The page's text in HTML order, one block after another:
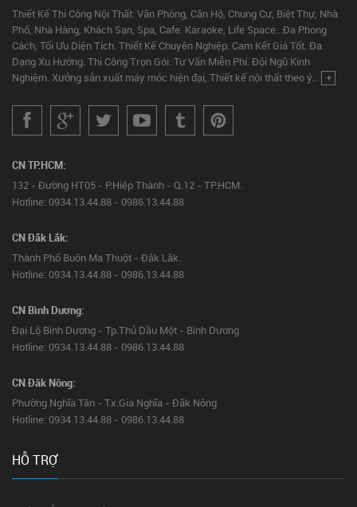
Thiết Kế Thi Công Nội Thất: Văn Phòng, Căn Hộ, Chung Cư, Biệt Thự, Nhà
Phố, Nhà Hàng, Khách Sạn, Spa, Cafe. Karaoke, Life Space...Đa Phong
Cách, Tối Ưu Diện Tích. Thiết Kế Chuyên Nghiệp. Cam Kết Giá Tốt. Đa
Dạng Xu Hướng. Thi Công Trọn Gói. Tư Vấn Miễn Phí. Đội Ngũ Kinh
Nghiệm. Xưởng sản xuất máy móc hiện đại, Thiết kế nội thất theo ý... +
CN TP.HCM:
132 - Đường HT05 - P.Hiệp Thành - Q.12 - TP.HCM.
Hotline: 0934.13.44.88 - 0986.13.44.88
CN Đắk Lắk:
Thành Phố Buôn Ma Thuột - Đắk Lắk.
Hotline: 0934.13.44.88 - 0986.13.44.88
CN Bình Dương:
Đại Lộ Bình Dương - Tp.Thủ Dầu Một - Bình Dương
Hotline: 0934.13.44.88 - 0986.13.44.88
CN Đăk Nông:
Phường Nghĩa Tân - Tx.Gia Nghĩa - Đăk Nông
Hotline: 0934.13.44.88 - 0986.13.44.88
HỖ TRỢ